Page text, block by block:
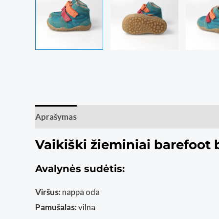
Aprašymas
Vaikiški žieminiai barefoot
Avalynės sudėtis:
Viršus:nappa oda
Pamušalas:vilna